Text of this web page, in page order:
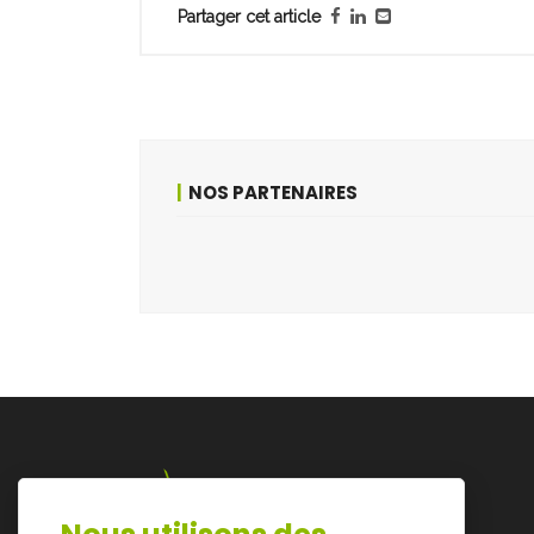
Partager cet article
NOS PARTENAIRES